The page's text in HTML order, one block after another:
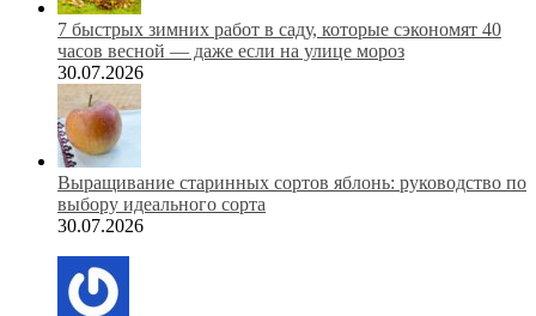
7 быстрых зимних работ в саду, которые сэкономят 40
часов весной — даже если на улице мороз
30.07.2026
Выращивание старинных сортов яблонь: руководство по
выбору идеального сорта
30.07.2026